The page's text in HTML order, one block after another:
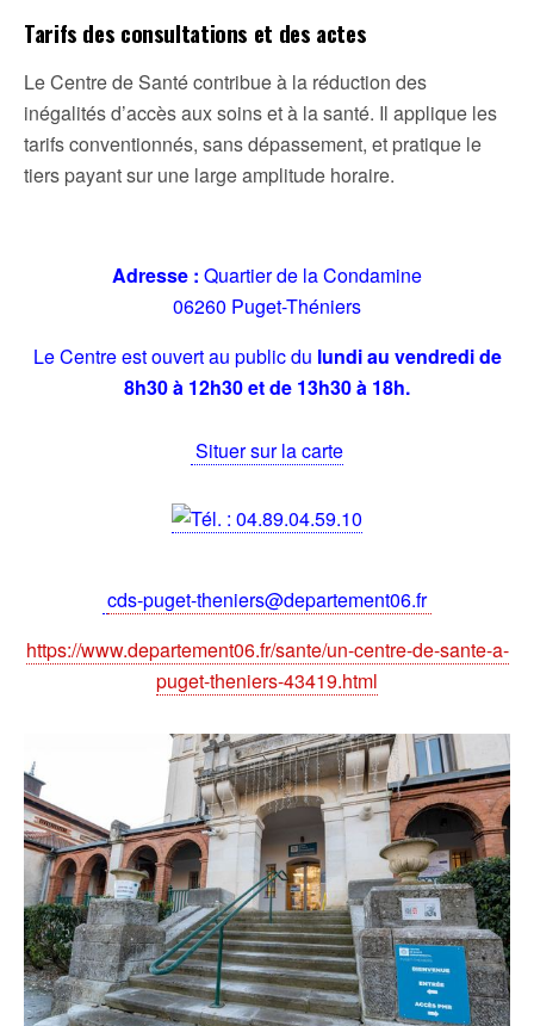
Tarifs des consultations et des actes
Le Centre de Santé contribue à la réduction des
inégalités d’accès aux soins et à la santé. Il applique les
tarifs conventionnés, sans dépassement, et pratique le
tiers payant sur une large amplitude horaire.
Adresse : Quartier de la Condamine
06260 Puget-Théniers
Le Centre est ouvert au public du lundi au vendredi de
8h30 à 12h30 et de 13h30 à 18h.
Situer sur la carte
04.89.04.59.10
cds-puget-theniers@departement06.fr
https://www.departement06.fr/sante/un-centre-de-sante-a-
puget-theniers-43419.html